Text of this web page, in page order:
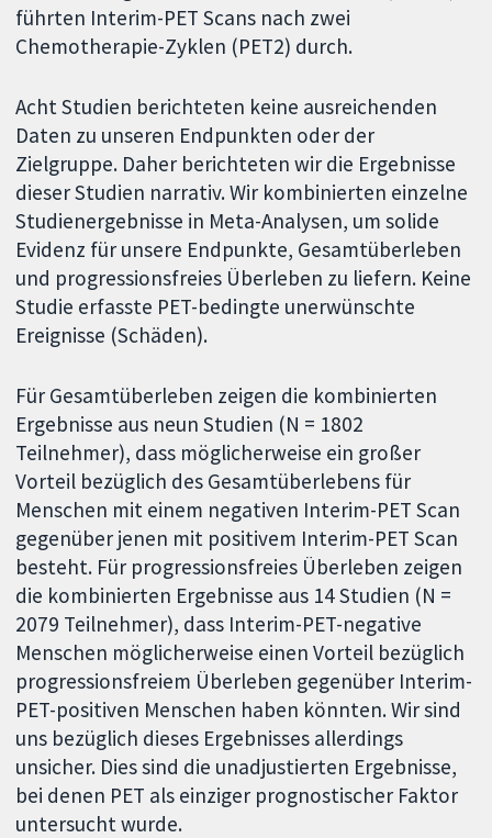
führten Interim-PET Scans nach zwei
Chemotherapie-Zyklen (PET2) durch.
Acht Studien berichteten keine ausreichenden
Daten zu unseren Endpunkten oder der
Zielgruppe. Daher berichteten wir die Ergebnisse
dieser Studien narrativ. Wir kombinierten einzelne
Studienergebnisse in Meta-Analysen, um solide
Evidenz für unsere Endpunkte, Gesamtüberleben
und progressionsfreies Überleben zu liefern. Keine
Studie erfasste PET-bedingte unerwünschte
Ereignisse (Schäden).
Für Gesamtüberleben zeigen die kombinierten
Ergebnisse aus neun Studien (N = 1802
Teilnehmer), dass möglicherweise ein großer
Vorteil bezüglich des Gesamtüberlebens für
Menschen mit einem negativen Interim-PET Scan
gegenüber jenen mit positivem Interim-PET Scan
besteht. Für progressionsfreies Überleben zeigen
die kombinierten Ergebnisse aus 14 Studien (N =
2079 Teilnehmer), dass Interim-PET-negative
Menschen möglicherweise einen Vorteil bezüglich
progressionsfreiem Überleben gegenüber Interim-
PET-positiven Menschen haben könnten. Wir sind
uns bezüglich dieses Ergebnisses allerdings
unsicher. Dies sind die unadjustierten Ergebnisse,
bei denen PET als einziger prognostischer Faktor
untersucht wurde.